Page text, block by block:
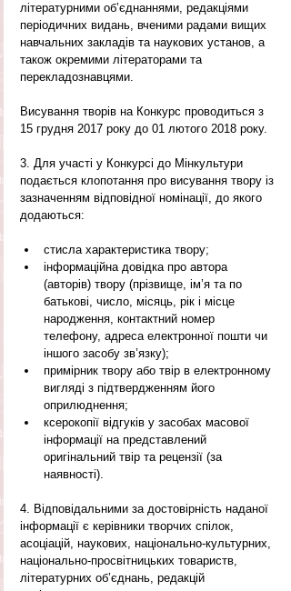
літературними об’єднаннями, редакціями
періодичних видань, вченими радами вищих
навчальних закладів та наукових установ, а
також окремими літераторами та
перекладознавцями.
Висування творів на Конкурс проводиться з
15 грудня 2017 року до 01 лютого 2018 року.
3. Для участі у Конкурсі до Мінкультури
подається клопотання про висування твору із
зазначенням відповідної номінації, до якого
додаються:
стисла характеристика твору;
інформаційна довідка про автора
(авторів) твору (прізвище, ім’я та по
батькові, число, місяць, рік і місце
народження, контактний номер
телефону, адреса електронної пошти чи
іншого засобу зв’язку);
примірник твору або твір в електронному
вигляді з підтвердженням його
оприлюднення;
ксерокопії відгуків у засобах масової
інформації на представлений
оригінальний твір та рецензії (за
наявності).
4. Відповідальними за достовірність наданої
інформації є керівники творчих спілок,
асоціацій, наукових, національно-культурних,
національно-просвітницьких товариств,
літературних об’єднань, редакцій